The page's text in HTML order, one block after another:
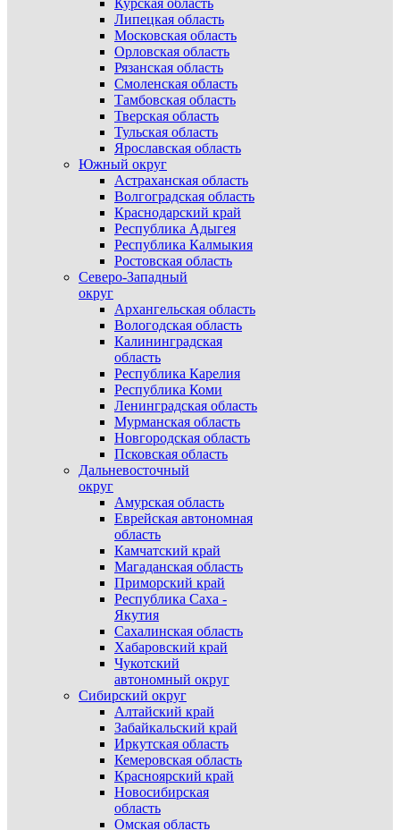
Курская область
Липецкая область
Московская область
Орловская область
Рязанская область
Смоленская область
Тамбовская область
Тверская область
Тульская область
Ярославская область
Южный округ
Астраханская область
Волгоградская область
Краснодарский край
Республика Адыгея
Республика Калмыкия
Ростовская область
Северо-Западный
округ
Архангельская область
Вологодская область
Калининградская
область
Республика Карелия
Республика Коми
Ленинградская область
Мурманская область
Новгородская область
Псковская область
Дальневосточный
округ
Амурская область
Еврейская автономная
область
Камчатский край
Магаданская область
Приморский край
Республика Саха -
Якутия
Сахалинская область
Хабаровский край
Чукотский
автономный округ
Сибирский округ
Алтайский край
Забайкальский край
Иркутская область
Кемеровская область
Красноярский край
Новосибирская
область
Омская область